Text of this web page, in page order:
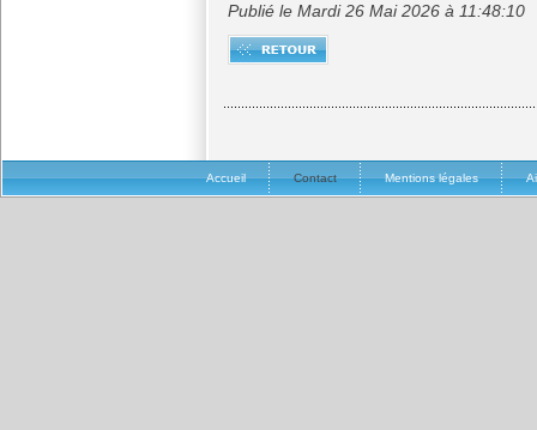
Publié le Mardi 26 Mai 2026 à 11:48:10
Accueil Contact Mentions légales